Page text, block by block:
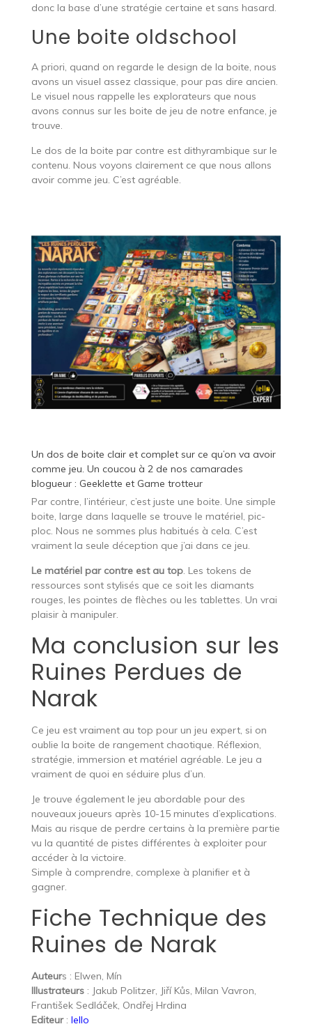
donc la base d’une stratégie certaine et sans hasard.
Une boite oldschool
A priori, quand on regarde le design de la boite, nous
avons un visuel assez classique, pour pas dire ancien.
Le visuel nous rappelle les explorateurs que nous
avons connus sur les boite de jeu de notre enfance, je
trouve.
Le dos de la boite par contre est dithyrambique sur le
contenu. Nous voyons clairement ce que nous allons
avoir comme jeu. C’est agréable.
Un dos de boite clair et complet sur ce qu’on va avoir
comme jeu. Un coucou à 2 de nos camarades
blogueur : Geeklette et Game trotteur
Par contre, l’intérieur, c’est juste une boite. Une simple
boite, large dans laquelle se trouve le matériel, pic-
ploc. Nous ne sommes plus habitués à cela. C’est
vraiment la seule déception que j’ai dans ce jeu.
Le matériel par contre est au top. Les tokens de
ressources sont stylisés que ce soit les diamants
rouges, les pointes de flèches ou les tablettes. Un vrai
plaisir à manipuler.
Ma conclusion sur les
Ruines Perdues de
Narak
Ce jeu est vraiment au top pour un jeu expert, si on
oublie la boite de rangement chaotique. Réflexion,
stratégie, immersion et matériel agréable. Le jeu a
vraiment de quoi en séduire plus d’un.
Je trouve également le jeu abordable pour des
nouveaux joueurs après 10-15 minutes d’explications.
Mais au risque de perdre certains à la première partie
vu la quantité de pistes différentes à exploiter pour
accéder à la victoire.
Simple à comprendre, complexe à planifier et à
gagner.
Fiche Technique des
Ruines de Narak
Auteurs : Elwen, Mín
Illustrateurs: Jakub Politzer, Jiří Kůs, Milan Vavron,
František Sedláček, Ondřej Hrdina
Editeur : Iello